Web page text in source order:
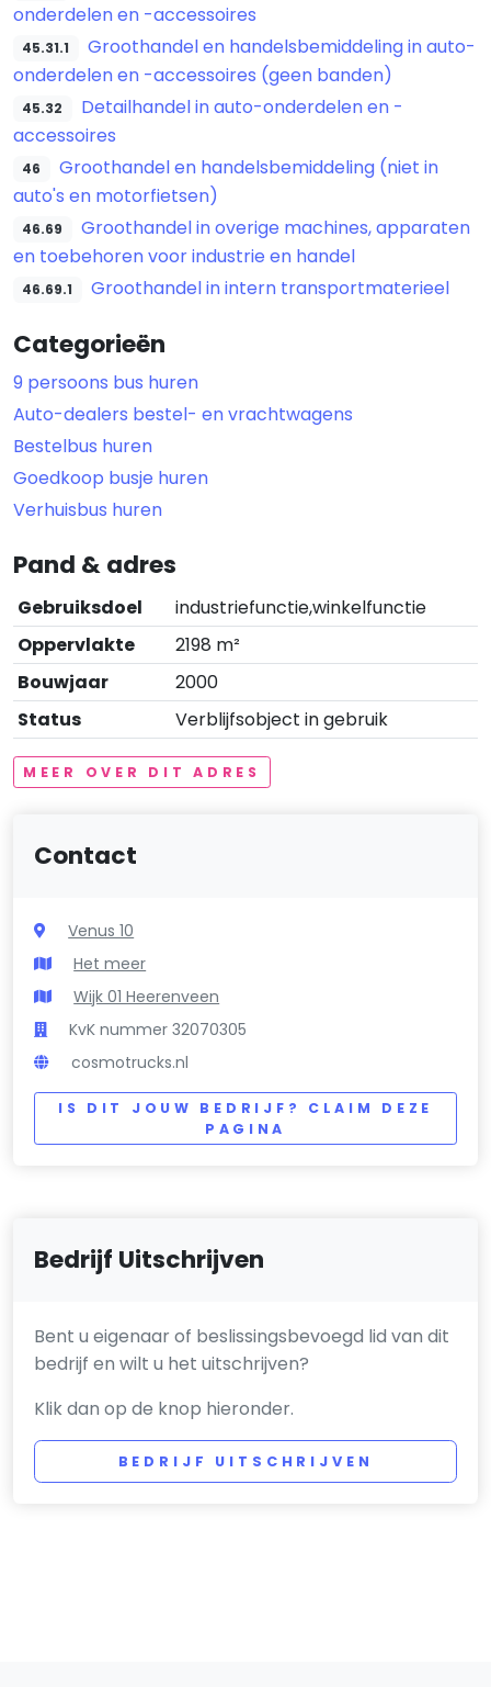
onderdelen en -accessoires
45.31.1
Groothandel en handelsbemiddeling in auto-
onderdelen en -accessoires (geen banden)
45.32
Detailhandel in auto-onderdelen en -
accessoires
46
Groothandel en handelsbemiddeling (niet in
auto's en motorfietsen)
46.69
Groothandel in overige machines, apparaten
en toebehoren voor industrie en handel
46.69.1 Groothandel in intern transportmaterieel
Categorieën
9 persoons bus huren
Auto-dealers bestel- en vrachtwagens
Bestelbus huren
Goedkoop busje huren
Verhuisbus huren
Pand & adres
Gebruiksdoel
industriefunctie,winkelfunctie
Oppervlakte
2198 m²
Bouwjaar
2000
Status
Verblijfsobject in gebruik
MEER OVER DIT ADRES
Contact
Venus 10
Het meer
Wijk 01 Heerenveen
KvK nummer 32070305
cosmotrucks.nl
IS DIT JOUW BEDRIJF? CLAIM DEZE
PAGINA
Bedrijf Uitschrijven
Bent u eigenaar of beslissingsbevoegd lid van dit
bedrijf en wilt u het uitschrijven?
Klik dan op de knop hieronder.
BEDRIJF UITSCHRIJVEN